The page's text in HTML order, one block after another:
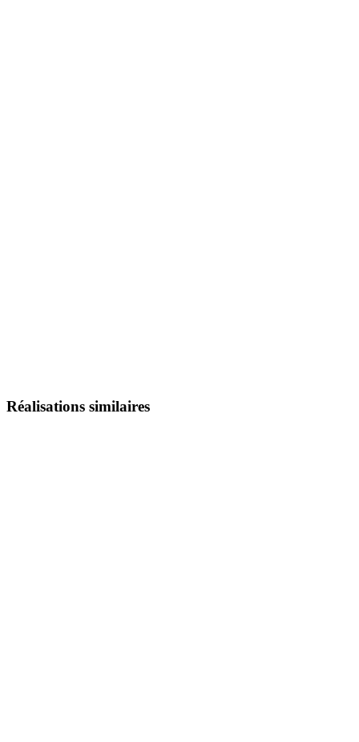
Réalisations similaires